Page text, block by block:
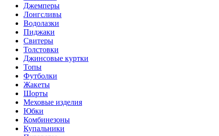
Джемперы
Лонгсливы
Водолазки
Пиджаки
Свитеры
Толстовки
Джинсовые куртки
Топы
Футболки
Жакеты
Шорты
Меховые изделия
Юбки
Комбинезоны
Купальники